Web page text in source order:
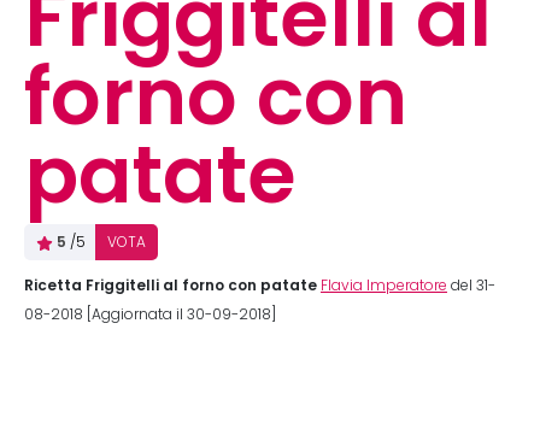
forno con
patate
5 /5 VOTA
Ricetta Friggitelli al forno con patate Flavia Imperatore del 31-
08-2018 [Aggiornata il 30-09-2018]